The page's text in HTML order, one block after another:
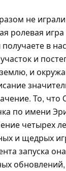
не
ролевая игра
в
и
землю, и
То, что
по имени
четырех
и щедрых
запуска